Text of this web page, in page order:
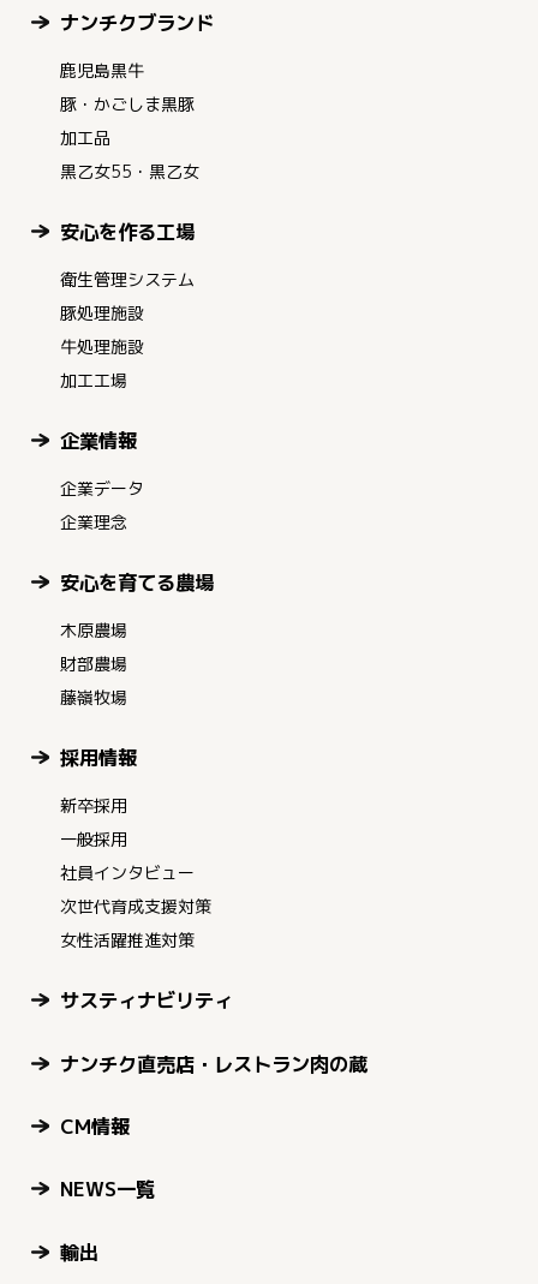
ナンチクブランド
鹿児島黒牛
豚・かごしま黒豚
加工品
黒乙女55・黒乙女
安心を作る工場
衛生管理システム
豚処理施設
牛処理施設
加工工場
企業情報
企業データ
企業理念
安心を育てる農場
木原農場
財部農場
藤嶺牧場
採用情報
新卒採用
一般採用
社員インタビュー
次世代育成支援対策
女性活躍推進対策
サスティナビリティ
ナンチク直売店・レストラン肉の蔵
CM情報
NEWS一覧
輸出